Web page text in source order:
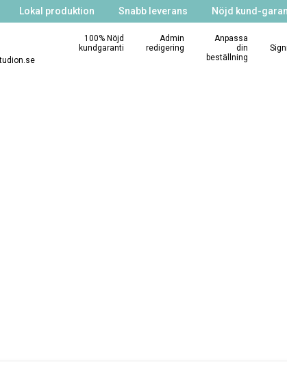
Lokal produktion Snabb leverans Nöjd kund-
100% Nöjd
kundgaranti
Admin
redigering
Anpassa
din
beställning